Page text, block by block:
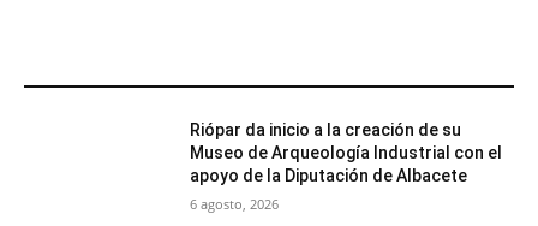
Riópar da inicio a la creación de su
Museo de Arqueología Industrial con el
apoyo de la Diputación de Albacete
6 agosto, 2026